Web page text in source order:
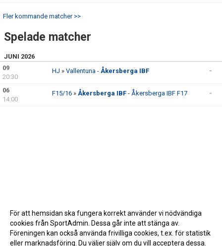
Fler kommande matcher >>
Spelade matcher
JUNI 2026
09
20:30
HJ » Vallentuna - Åkersberga IBF -
06
14:00
F15/16 » Åkersberga IBF - Åkersberga IBF F17 -
För att hemsidan ska fungera korrekt använder vi nödvändiga
cookies från SportAdmin. Dessa går inte att stänga av.
Föreningen kan också använda frivilliga cookies, t.ex. för statistik
eller marknadsföring. Du väljer själv om du vill acceptera dessa.